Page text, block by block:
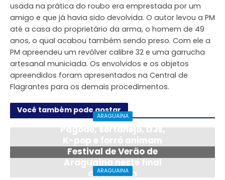
usada na prática do roubo era emprestada por um
amigo e que já havia sido devolvida. O autor levou a PM
até a casa do proprietário da arma, o homem de 49
anos, o qual acabou também sendo preso. Com ele a
PM apreendeu um revólver calibre 32 e uma garrucha
artesanal municiada. Os envolvidos e os objetos
apreendidos foram apresentados na Central de
Flagrantes para os demais procedimentos.
Você também pode gostar
ARAGUAINA
Pagode, sertanejo, DJs,
K-pop e forró animam
Festival de Verão de
Araguaína neste final
de semana
ARAGUAINA